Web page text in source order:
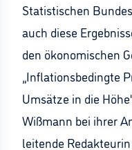
Statistischen
auch diese
den ökonomischen
„Inflationsbedingte
Umsätze in die
Wißmann bei ihrer
leitende